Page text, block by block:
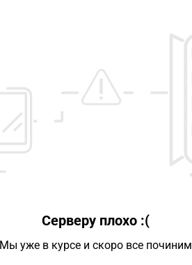
Серверу плохо :(
Мы уже в курсе и скоро все починим